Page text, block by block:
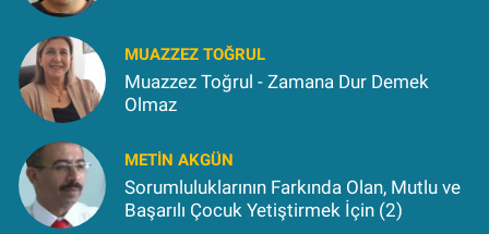
MUAZZEZ TOĞRUL
Muazzez Toğrul - Zamana Dur Demek
Olmaz
METIN AKGÜN
Sorumluluklarının Farkında Olan, Mutlu ve
Başarılı Çocuk Yetiştirmek İçin (2)